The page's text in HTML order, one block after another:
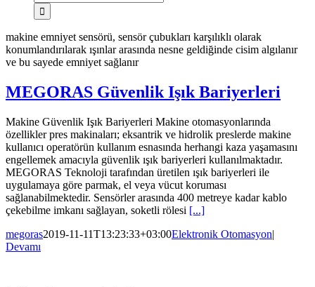
makine emniyet sensörü, sensör çubukları karşılıklı olarak
konumlandırılarak ışınlar arasında nesne geldiğinde cisim algılanır
ve bu sayede emniyet sağlanır
MEGORAS Güvenlik Işık Bariyerleri
Makine Güvenlik Işık Bariyerleri Makine otomasyonlarında
özellikler pres makinaları; eksantrik ve hidrolik preslerde makine
kullanıcı operatörün kullanım esnasında herhangi kaza yaşamasını
engellemek amacıyla güvenlik ışık bariyerleri kullanılmaktadır.
MEGORAS Teknoloji tarafından üretilen ışık bariyerleri ile
uygulamaya göre parmak, el veya vücut koruması
sağlanabilmektedir. Sensörler arasında 400 metreye kadar kablo
çekebilme imkanı sağlayan, soketli rölesi [...]
megoras2019-11-11T13:23:33+03:00Elektronik Otomasyon|
Devamı